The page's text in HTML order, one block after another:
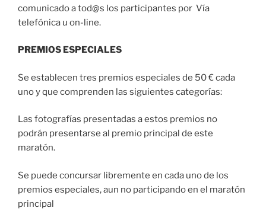
comunicado a tod@s los participantes por Vía
telefónica u on-line.
PREMIOS ESPECIALES
Se establecen tres premios especiales de 50 € cada
uno y que comprenden las siguientes categorías:
Las fotografías presentadas a estos premios no
podrán presentarse al premio principal de este
maratón.
Se puede concursar libremente en cada uno de los
premios especiales, aun no participando en el maratón
principal